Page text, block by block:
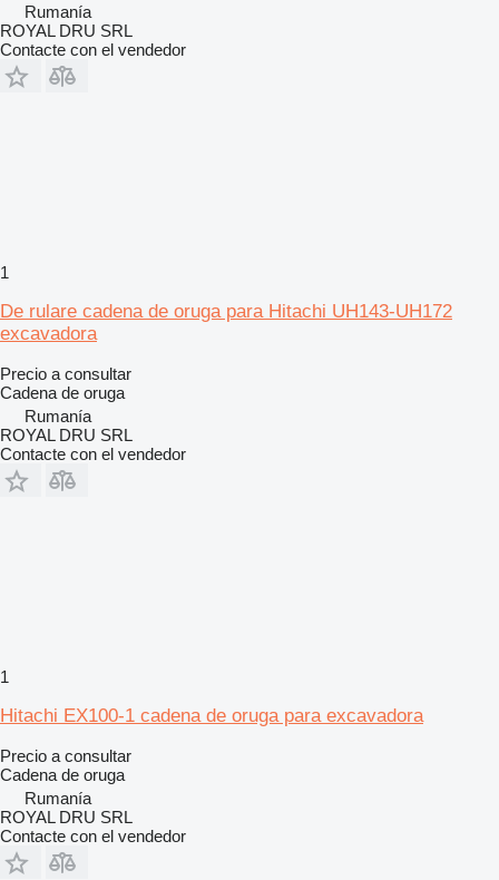
Rumanía
ROYAL DRU SRL
Contacte con el vendedor
1
De rulare cadena de oruga para Hitachi UH143-UH172
excavadora
Precio a consultar
Cadena de oruga
Rumanía
ROYAL DRU SRL
Contacte con el vendedor
1
Hitachi EX100-1 cadena de oruga para excavadora
Precio a consultar
Cadena de oruga
Rumanía
ROYAL DRU SRL
Contacte con el vendedor